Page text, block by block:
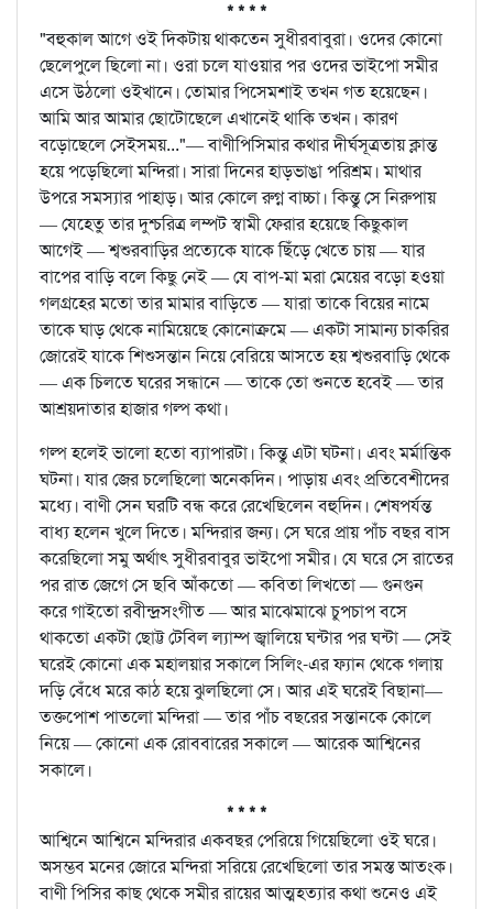
* * * *
"বহুকাল আগে ওই দিকটায় থাকতেন সুধীরবাবুরা। ওদের কোনো
ছেলেপুলে ছিলো না। ওরা চলে যাওয়ার পর ওদের ভাইপো সমীর
এসে উঠলো ওইখানে। তোমার পিসেমশাই তখন গত হয়েছেন।
আমি আর আমার ছোটোছেলে এখানেই থাকি তখন। কারণ
বড়োছেলে সেইসময়..."— বাণীপিসিমার কথার দীর্ঘসূত্রতায় ক্লান্ত
হয়ে পড়েছিলো মন্দিরা। সারা দিনের হাড়ভাঙা পরিশ্রম। মাথার
উপরে সমস্যার পাহাড়। আর কোলে রুগ্ন বাচ্চা। কিন্তু সে নিরুপায়
— যেহেতু তার দুশ্চরিত্র লম্পট স্বামী ফেরার হয়েছে কিছুকাল
আগেই — শ্বশুরবাড়ির প্রত্যেকে যাকে ছিঁড়ে খেতে চায় — যার
বাপের বাড়ি বলে কিছু নেই — যে বাপ-মা মরা মেয়ের বড়ো হওয়া
গলগ্রহের মতো তার মামার বাড়িতে — যারা তাকে বিয়ের নামে
তাকে ঘাড় থেকে নামিয়েছে কোনোক্রমে — একটা সামান্য চাকরির
জোরেই যাকে শিশুসন্তান নিয়ে বেরিয়ে আসতে হয় শ্বশুরবাড়ি থেকে
— এক চিলতে ঘরের সন্ধানে — তাকে তো শুনতে হবেই — তার
আশ্রয়দাতার হাজার গল্প কথা।
গল্প হলেই ভালো হতো ব্যাপারটা। কিন্তু এটা ঘটনা। এবং মর্মান্তিক
ঘটনা। যার জের চলেছিলো অনেকদিন। পাড়ায় এবং প্রতিবেশীদের
মধ্যে। বাণী সেন ঘরটি বন্ধ করে রেখেছিলেন বহুদিন। শেষপর্যন্ত
বাধ্য হলেন খুলে দিতে। মন্দিরার জন্য। সে ঘরে প্রায় পাঁচ বছর বাস
করেছিলো সমু অর্থাৎ সুধীরবাবুর ভাইপো সমীর। যে ঘরে সে রাতের
পর রাত জেগে সে ছবি আঁকতো — কবিতা লিখতো — গুনগুন
করে গাইতো রবীন্দ্রসংগীত — আর মাঝেমাঝে চুপচাপ বসে
থাকতো একটা ছোট্ট টেবিল ল্যাম্প জ্বালিয়ে ঘন্টার পর ঘন্টা — সেই
ঘরেই কোনো এক মহালয়ার সকালে সিলিং-এর ফ্যান থেকে গলায়
দড়ি বেঁধে মরে কাঠ হয়ে ঝুলছিলো সে। আর এই ঘরেই বিছানা—
তক্তপোশ পাতলো মন্দিরা — তার পাঁচ বছরের সন্তানকে কোলে
নিয়ে — কোনো এক রোববারের সকালে — আরেক আশ্বিনের
সকালে।
* * * *
আশ্বিনে আশ্বিনে মন্দিরার একবছর পেরিয়ে গিয়েছিলো ওই ঘরে।
অসম্ভব মনের জোরে মন্দিরা সরিয়ে রেখেছিলো তার সমস্ত আতংক।
বাণী পিসির কাছ থেকে সমীর রায়ের আত্মহত্যার কথা শুনেও এই